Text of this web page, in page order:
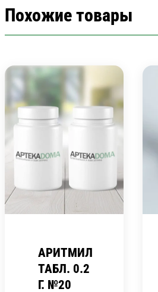
Похожие товары
АРИТМИЛ
ТАБЛ. 0.2
Г. №20